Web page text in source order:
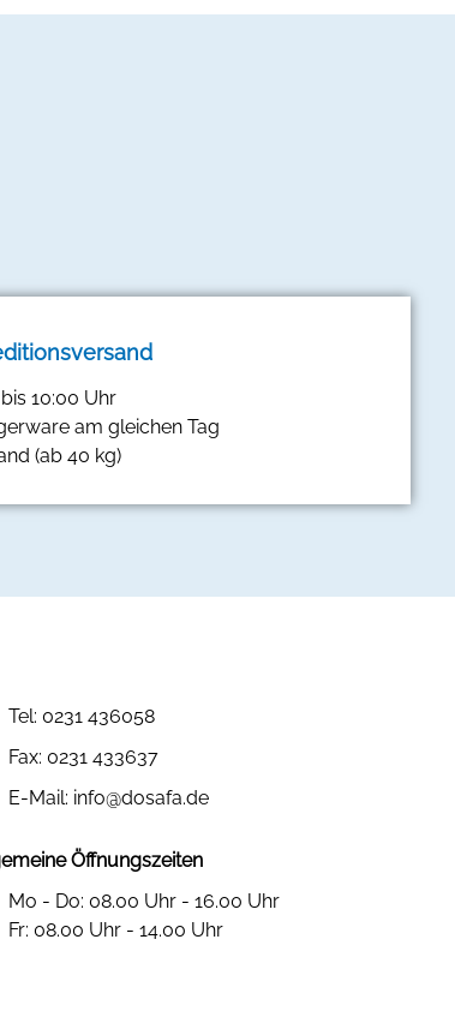
10:00 Uhr
am gleichen Tag
(ab 40 kg)
Tel: 0231 436058
Fax: 0231 433637
E-Mail: info@dosafa.de
Öffnungszeiten
Mo - Do: 08.00 Uhr - 16.00 Uhr
Fr: 08.00 Uhr - 14.00 Uhr